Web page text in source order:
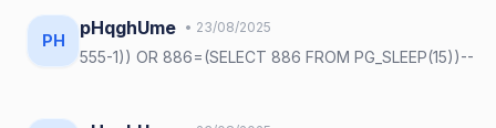
PH
pHqghUme • 23/08/2025
555-1)) OR 886=(SELECT 886 FROM PG_SLEEP(15))--